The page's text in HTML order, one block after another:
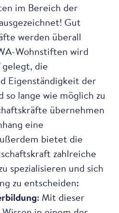
im Bereich der
Gut
werden überall
Wohnstiften wird
die
Eigenständigkeit der
so lange wie möglich zu
übernehmen
eine
bietet die
zahlreiche
spezialisieren und sich
zu entscheiden:
: Mit dieser